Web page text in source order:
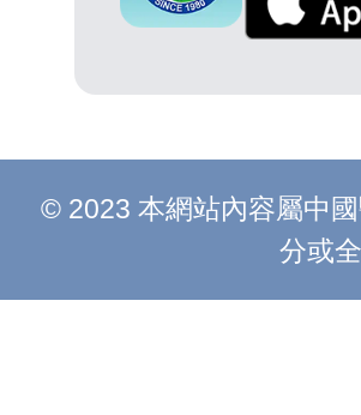
© 2023 本網站內容屬中
分或